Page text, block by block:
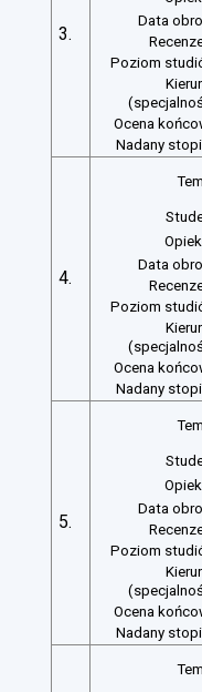
3.
Data
Poziom
Ocena
Nadany
4.
Data
Poziom
Ocena
Nadany
5.
Data
Poziom
Ocena
Nadany